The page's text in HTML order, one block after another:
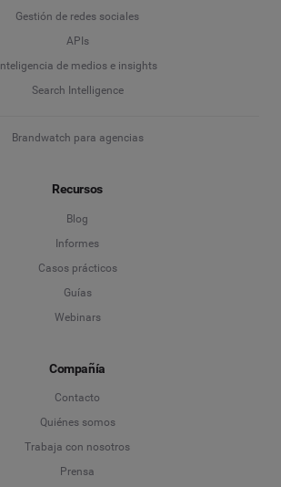
Gestión de redes sociales
APIs
Inteligencia de medios e insights
Search Intelligence
Brandwatch para agencias
Recursos
Blog
Informes
Casos prácticos
Guías
Webinars
Compañía
Contacto
Quiénes somos
Trabaja con nosotros
Prensa